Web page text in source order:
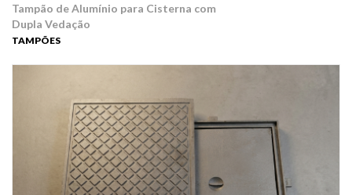
Tampão de Alumínio para Cisterna com
Dupla Vedação
TAMPÕES